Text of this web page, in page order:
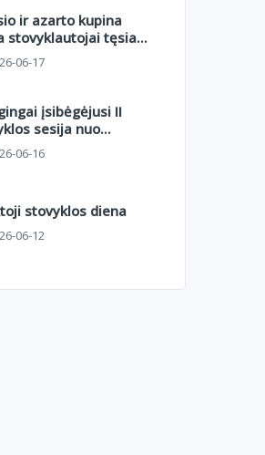
ir azarto kupina
stovyklautojai tęsia
II sesijoje.
06-17
įsibėgėjusi II
sesija nuo
orientacinio iki
kovų aikštelėje
06-16
stovyklos diena
06-12